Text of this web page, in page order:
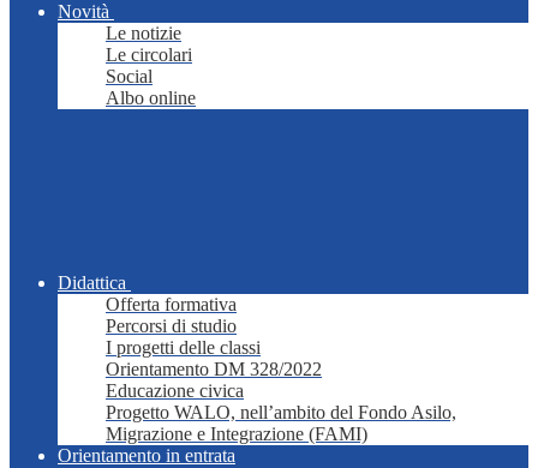
Novità
Le notizie
Le circolari
Social
Albo online
Didattica
Offerta formativa
Percorsi di studio
I progetti delle classi
Orientamento DM 328/2022
Educazione civica
Progetto WALO, nell’ambito del Fondo Asilo,
Migrazione e Integrazione (FAMI)
Orientamento in entrata